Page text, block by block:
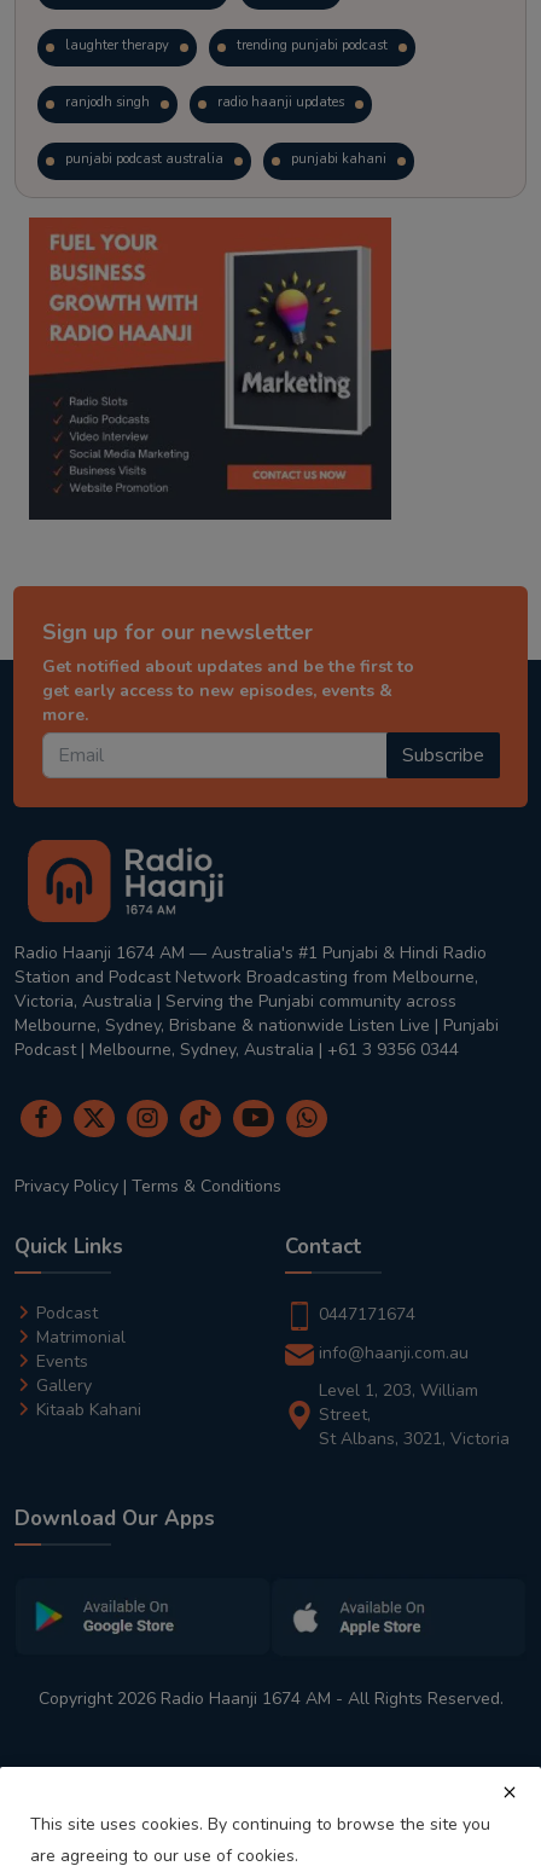
laughter therapy trending punjabi podcast
ranjodh singh radio haanji updates
punjabi podcast australia punjabi kahani
kitaab kahani punjabi story
Sign up for our newsletter
Get notified about updates and be the first to
get early access to new episodes, events &
more.
Subscribe
Radio Haanji 1674 AM — Australia's #1 Punjabi & Hindi Radio
Station and Podcast Network Broadcasting from Melbourne,
Victoria, Australia | Serving the Punjabi community across
Melbourne, Sydney, Brisbane & nationwide Listen Live | Punjabi
Podcast | Melbourne, Sydney, Australia | +61 3 9356 0344
Privacy Policy | Terms & Conditions
Quick Links
Podcast
Matrimonial
Events
Gallery
Kitaab Kahani
Contact
0447171674
info@haanji.com.au
Level 1, 203, William
Street,
St Albans, 3021, Victoria
Download Our Apps
Copyright 2026 Radio Haanji 1674 AM - All Rights Reserved.
This site uses cookies. By continuing to browse the site you
are agreeing to our use of cookies.